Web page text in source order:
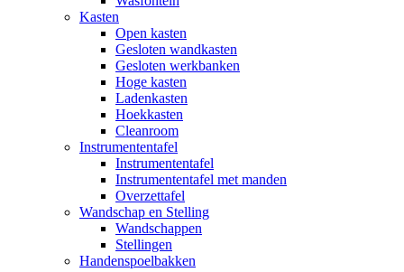
Kasten
Open kasten
Gesloten wandkasten
Gesloten werkbanken
Hoge kasten
Ladenkasten
Hoekkasten
Cleanroom
Instrumententafel
Instrumententafel
Instrumententafel met manden
Overzettafel
Wandschap en Stelling
Wandschappen
Stellingen
Handenspoelbakken